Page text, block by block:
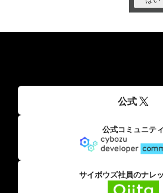
公式
公式コミュニティ
サイボウズ社員のナレ